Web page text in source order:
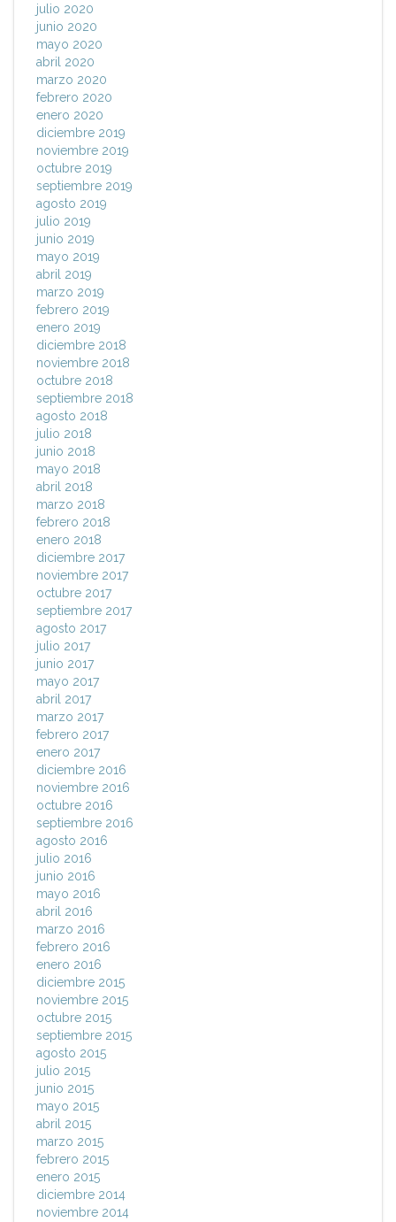
julio 2020
junio 2020
mayo 2020
abril 2020
marzo 2020
febrero 2020
enero 2020
diciembre 2019
noviembre 2019
octubre 2019
septiembre 2019
agosto 2019
julio 2019
junio 2019
mayo 2019
abril 2019
marzo 2019
febrero 2019
enero 2019
diciembre 2018
noviembre 2018
octubre 2018
septiembre 2018
agosto 2018
julio 2018
junio 2018
mayo 2018
abril 2018
marzo 2018
febrero 2018
enero 2018
diciembre 2017
noviembre 2017
octubre 2017
septiembre 2017
agosto 2017
julio 2017
junio 2017
mayo 2017
abril 2017
marzo 2017
febrero 2017
enero 2017
diciembre 2016
noviembre 2016
octubre 2016
septiembre 2016
agosto 2016
julio 2016
junio 2016
mayo 2016
abril 2016
marzo 2016
febrero 2016
enero 2016
diciembre 2015
noviembre 2015
octubre 2015
septiembre 2015
agosto 2015
julio 2015
junio 2015
mayo 2015
abril 2015
marzo 2015
febrero 2015
enero 2015
diciembre 2014
noviembre 2014